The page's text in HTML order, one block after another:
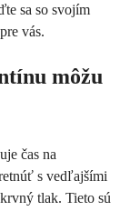
sa so svojím
vás.
môžu
čas na
s vedľajšími
tlak. Tieto sú